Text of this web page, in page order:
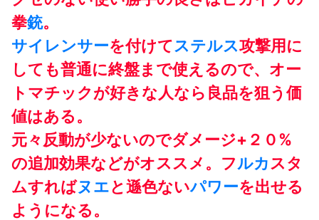
拳銃。
サイレンサーを付けてステルス攻撃用に
しても普通に終盤まで使えるので、オー
トマチックが好きな人なら良品を狙う価
値はある。
元々反動が少ないのでダメージ+２０%
の追加効果などがオススメ。フルカスタ
ムすればヌエと遜色ないパワーを出せる
ようになる。